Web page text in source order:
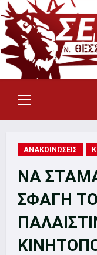
Skip
to
content
Primary
Menu
ΑΝΑΚΟΙΝΩΣΕΙΣ
ΝΑ
ΣΦΑΓΗ